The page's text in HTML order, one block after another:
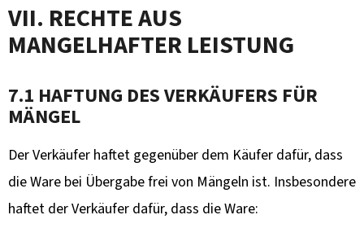
VII. RECHTE AUS
MANGELHAFTER LEISTUNG
7.1 HAFTUNG DES VERKÄUFERS FÜR
MÄNGEL
Der Verkäufer haftet gegenüber dem Käufer dafür, dass
die Ware bei Übergabe frei von Mängeln ist. Insbesondere
haftet der Verkäufer dafür, dass die Ware: